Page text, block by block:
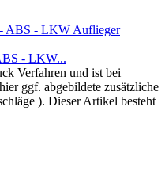
- LKW...
Verfahren und ist bei
ggf. abgebildete zusätzliche
). Dieser Artikel besteht